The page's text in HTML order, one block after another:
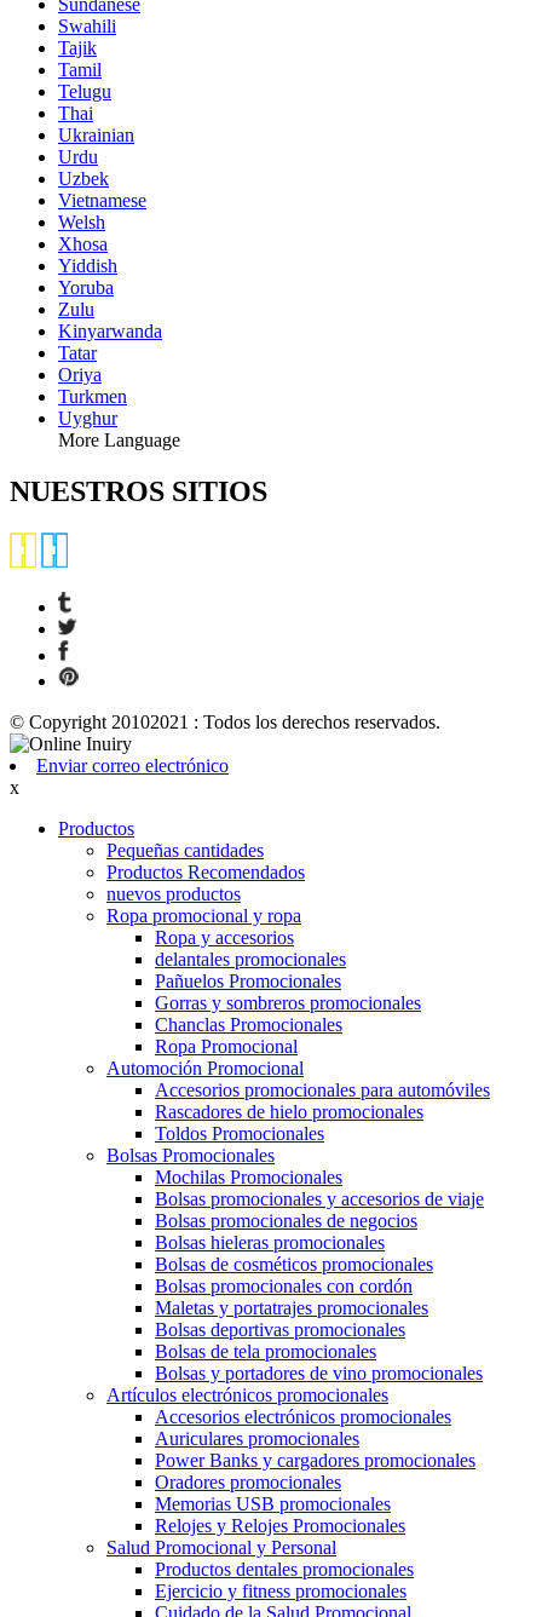
Sundanese
Swahili
Tajik
Tamil
Telugu
Thai
Ukrainian
Urdu
Uzbek
Vietnamese
Welsh
Xhosa
Yiddish
Yoruba
Zulu
Kinyarwanda
Tatar
Oriya
Turkmen
Uyghur
More Language
NUESTROS SITIOS
© Copyright 20102021 : Todos los derechos reservados.
Enviar correo electrónico
x
Productos
Pequeñas cantidades
Productos Recomendados
nuevos productos
Ropa promocional y ropa
Ropa y accesorios
delantales promocionales
Pañuelos Promocionales
Gorras y sombreros promocionales
Chanclas Promocionales
Ropa Promocional
Automoción Promocional
Accesorios promocionales para automóviles
Rascadores de hielo promocionales
Toldos Promocionales
Bolsas Promocionales
Mochilas Promocionales
Bolsas promocionales y accesorios de viaje
Bolsas promocionales de negocios
Bolsas hieleras promocionales
Bolsas de cosméticos promocionales
Bolsas promocionales con cordón
Maletas y portatrajes promocionales
Bolsas deportivas promocionales
Bolsas de tela promocionales
Bolsas y portadores de vino promocionales
Artículos electrónicos promocionales
Accesorios electrónicos promocionales
Auriculares promocionales
Power Banks y cargadores promocionales
Oradores promocionales
Memorias USB promocionales
Relojes y Relojes Promocionales
Salud Promocional y Personal
Productos dentales promocionales
Ejercicio y fitness promocionales